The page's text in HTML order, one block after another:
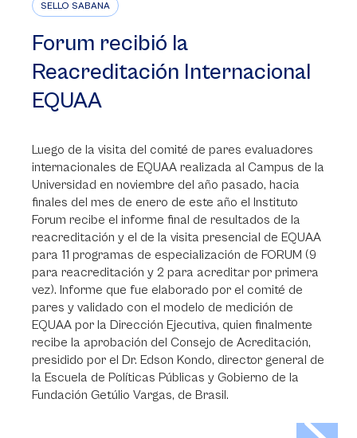
SELLO SABANA
Forum recibió la
Reacreditación Internacional
EQUAA
Luego de la visita del comité de pares evaluadores
internacionales de EQUAA realizada al Campus de la
Universidad en noviembre del año pasado, hacia
finales del mes de enero de este año el Instituto
Forum recibe el informe final de resultados de la
reacreditación y el de la visita presencial de EQUAA
para 11 programas de especialización de FORUM (9
para reacreditación y 2 para acreditar por primera
vez). Informe que fue elaborado por el comité de
pares y validado con el modelo de medición de
EQUAA por la Dirección Ejecutiva, quien finalmente
recibe la aprobación del Consejo de Acreditación,
presidido por el Dr. Edson Kondo, director general de
la Escuela de Políticas Públicas y Gobierno de la
Fundación Getúlio Vargas, de Brasil.